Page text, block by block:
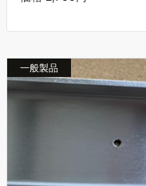
一般製品